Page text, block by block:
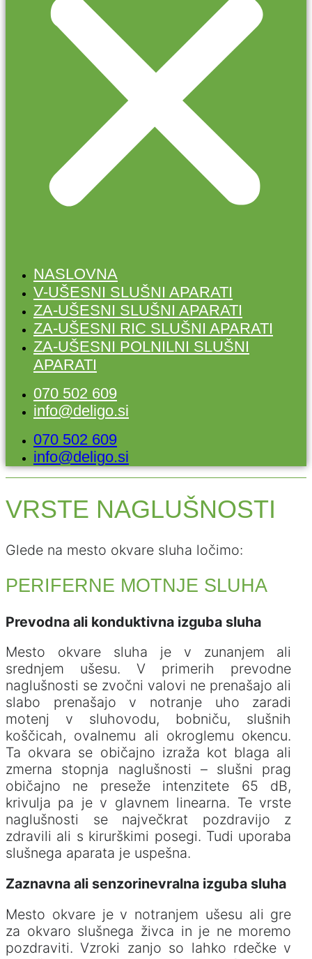
NASLOVNA
V-UŠESNI SLUŠNI APARATI
ZA-UŠESNI SLUŠNI APARATI
ZA-UŠESNI RIC SLUŠNI APARATI
ZA-UŠESNI POLNILNI SLUŠNI
APARATI
070 502 609
info@deligo.si
070 502 609
info@deligo.si
VRSTE NAGLUŠNOSTI
Glede na mesto okvare sluha ločimo:
PERIFERNE MOTNJE SLUHA
Prevodna ali konduktivna izguba sluha
Mesto okvare sluha je v zunanjem ali
srednjem ušesu. V primerih prevodne
naglušnosti se zvočni valovi ne prenašajo ali
slabo prenašajo v notranje uho zaradi
motenj v sluhovodu, bobniču, slušnih
koščicah, ovalnemu ali okroglemu okencu.
Ta okvara se običajno izraža kot blaga ali
zmerna stopnja naglušnosti – slušni prag
običajno ne preseže intenzitete 65 dB,
krivulja pa je v glavnem linearna. Te vrste
naglušnosti se največkrat pozdravijo z
zdravili ali s kirurškimi posegi. Tudi uporaba
slušnega aparata je uspešna.
Zaznavna ali senzorinevralna izguba sluha
Mesto okvare je v notranjem ušesu ali gre
za okvaro slušnega živca in je ne moremo
pozdraviti. Vzroki zanjo so lahko rdečke v